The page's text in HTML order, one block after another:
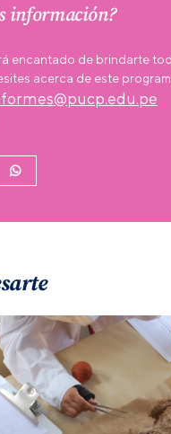
información?
encantado de brindarte
acerca de este